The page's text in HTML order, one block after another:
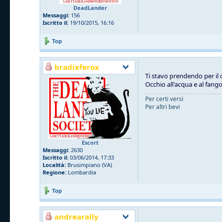
DeadLander
Messaggi: 156
Iscritto il: 19/10/2015, 16:16
Top
bradixferox
Escort
Messaggi: 2630
Iscritto il: 03/06/2014, 17:33
Località: Brusimpiano (VA)
Regione: Lombardia
Ti stavo prendendo per il
Occhio all'acqua e al fango
Per certi versi
Per altri bevi
Top
andrearally